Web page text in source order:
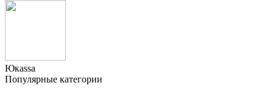
Юкаssа
Популярные категории